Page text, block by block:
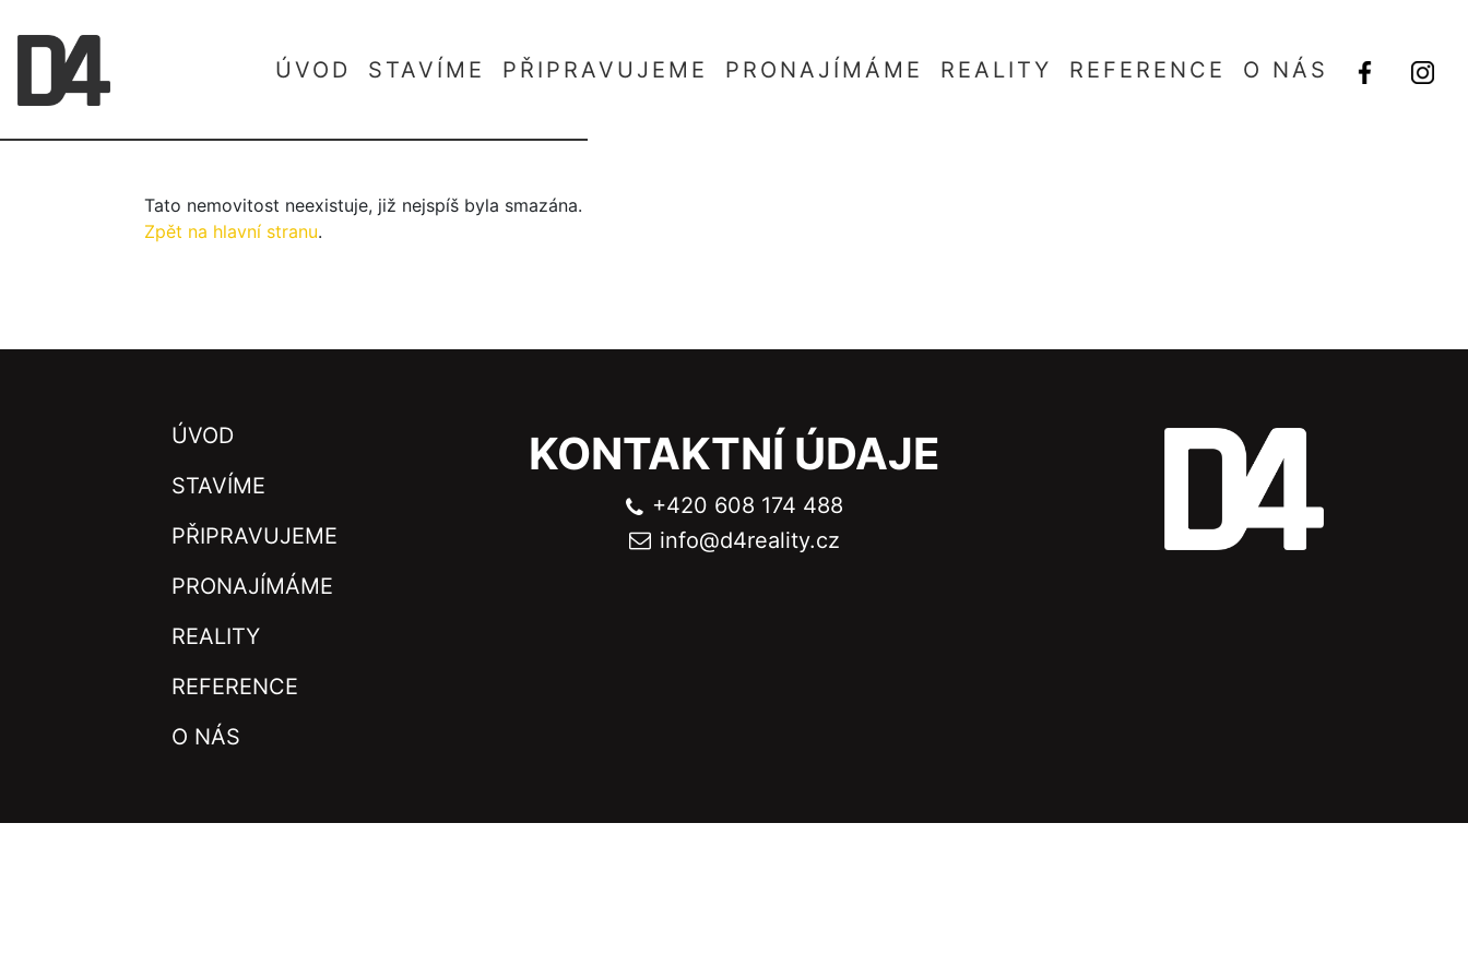
ÚVOD STAVÍME PŘIPRAVUJEME PRONAJÍMÁME REALITY REFERENCE O NÁS
Tato nemovitost neexistuje, již nejspíš byla smazána.
Zpět na hlavní stranu.
ÚVOD
STAVÍME
PŘIPRAVUJEME
PRONAJÍMÁME
REALITY
REFERENCE
O NÁS
KONTAKTNÍ ÚDAJE
+420 608 174 488
info@d4reality.cz